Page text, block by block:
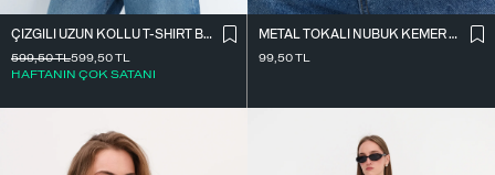
ÇIZGILI UZUN KOLLU T-SHIRT B10644
599,50TL
HAFTANIN ÇOK SATANI
599,50TL
METAL TOKALI NUBUK KEMER K2004-1
99,50TL